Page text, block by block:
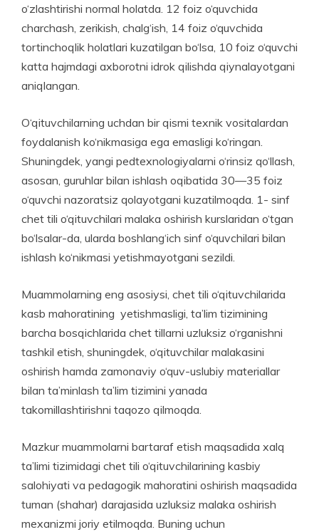
o‘zlashtirishi normal holatda. 12 foiz o‘quvchida
charchash, zerikish, chalg‘ish, 14 foiz o‘quvchida
tortinchoqlik holatlari kuzatilgan bo‘lsa, 10 foiz o‘quvchi
katta hajmdagi axborotni idrok qilishda qiynalayotgani
aniqlangan.
O‘qituvchilarning uchdan bir qismi texnik vositalardan
foydalanish ko‘nikmasiga ega emasligi ko‘ringan.
Shuningdek, yangi pedtexnologiyalarni o‘rinsiz qo‘llash,
asosan, guruhlar bilan ishlash oqibatida 30—35 foiz
o‘quvchi nazoratsiz qolayotgani kuzatilmoqda. 1- sinf
chet tili o‘qituvchilari malaka oshirish kurslaridan o‘tgan
bo‘lsalar-da, ularda boshlang‘ich sinf o‘quvchilari bilan
ishlash ko‘nikmasi yetishmayotgani sezildi.
Muammolarning eng asosiysi, chet tili o‘qituvchilarida
kasb mahoratining yetishmasligi, ta’lim tizimining
barcha bosqichlarida chet tillarni uzluksiz o‘rganishni
tashkil etish, shuningdek, o‘qituvchilar malakasini
oshirish hamda zamonaviy o‘quv-uslubiy materiallar
bilan ta’minlash ta’lim tizimini yanada
takomillashtirishni taqozo qilmoqda.
Mazkur muammolarni bartaraf etish maqsadida xalq
ta’limi tizimidagi chet tili o‘qituvchilarining kasbiy
salohiyati va pedagogik mahoratini oshirish maqsadida
tuman (shahar) darajasida uzluksiz malaka oshirish
mexanizmi joriy etilmoqda. Buning uchun